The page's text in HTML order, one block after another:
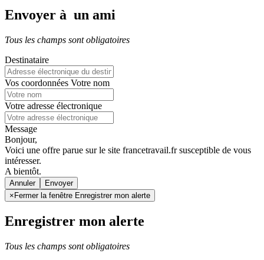
Envoyer à un ami
Tous les champs sont obligatoires
Destinataire
Vos coordonnées Votre nom
Votre adresse électronique
Message
Bonjour,
Voici une offre parue sur le site francetravail.fr susceptible de vous
intéresser.
A bientôt.
Annuler
× Fermer la fenêtre Enregistrer mon alerte
Enregistrer mon alerte
Tous les champs sont obligatoires